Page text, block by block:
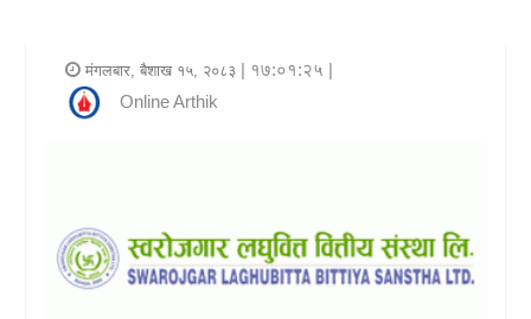
अन्य
समाचार
मंगलबार, बैशाख १५, २०८३ | १७:०१:२५ |
Online Arthik